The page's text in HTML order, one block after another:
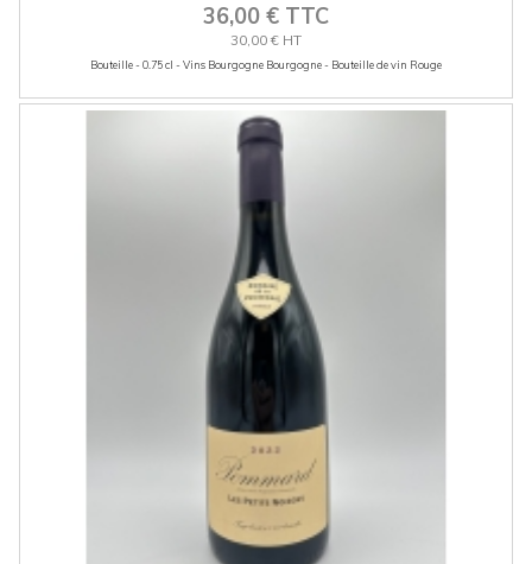
36,00 € TTC
30,00 € HT
Bouteille - 0.75 cl - Vins Bourgogne Bourgogne - Bouteille de vin Rouge